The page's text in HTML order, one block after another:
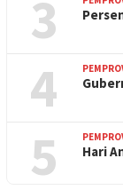
3
4
5 Hari